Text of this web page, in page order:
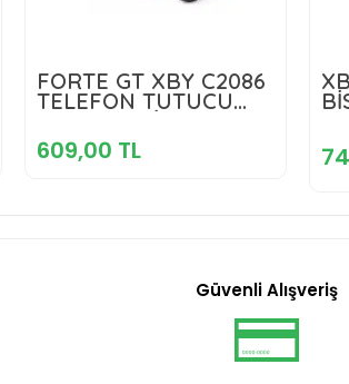
FORTE GT XBY C2086
TELEFON TUTUCU
KORNALI SİYAH
609,00 TL
609,00 TL
Sepete Ekle
Güvenli Alışveriş